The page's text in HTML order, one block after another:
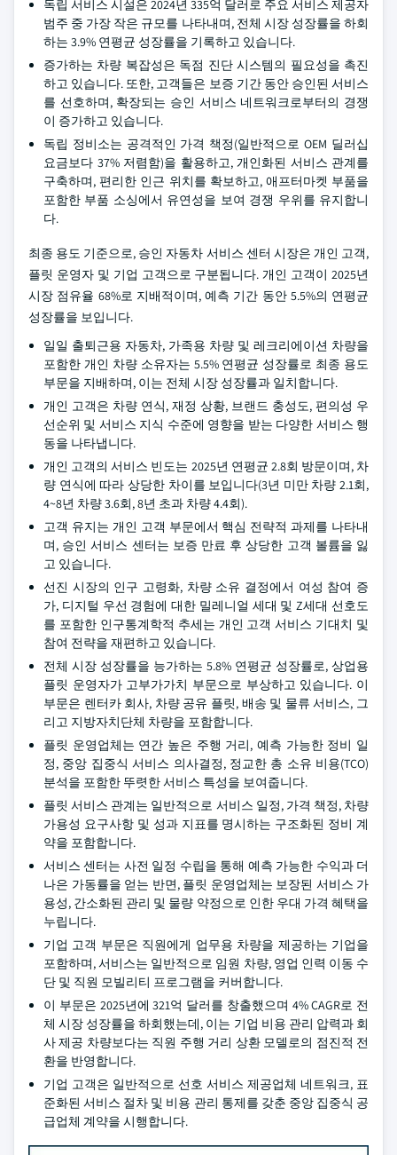
독립 서비스 시설은 2024년 335억 달러로 주요 서비스 제공자
범주 중 가장 작은 규모를 나타내며, 전체 시장 성장률을 하회
하는 3.9% 연평균 성장률을 기록하고 있습니다.
증가하는 차량 복잡성은 독점 진단 시스템의 필요성을 촉진
하고 있습니다. 또한, 고객들은 보증 기간 동안 승인된 서비스
를 선호하며, 확장되는 승인 서비스 네트워크로부터의 경쟁
이 증가하고 있습니다.
독립 정비소는 공격적인 가격 책정(일반적으로 OEM 딜러십
요금보다 37% 저렴함)을 활용하고, 개인화된 서비스 관계를
구축하며, 편리한 인근 위치를 확보하고, 애프터마켓 부품을
포함한 부품 소싱에서 유연성을 보여 경쟁 우위를 유지합니
다.
최종 용도 기준으로, 승인 자동차 서비스 센터 시장은 개인 고객,
플릿 운영자 및 기업 고객으로 구분됩니다. 개인 고객이 2025년
시장 점유율 68%로 지배적이며, 예측 기간 동안 5.5%의 연평균
성장률을 보입니다.
일일 출퇴근용 자동차, 가족용 차량 및 레크리에이션 차량을
포함한 개인 차량 소유자는 5.5% 연평균 성장률로 최종 용도
부문을 지배하며, 이는 전체 시장 성장률과 일치합니다.
개인 고객은 차량 연식, 재정 상황, 브랜드 충성도, 편의성 우
선순위 및 서비스 지식 수준에 영향을 받는 다양한 서비스 행
동을 나타냅니다.
개인 고객의 서비스 빈도는 2025년 연평균 2.8회 방문이며, 차
량 연식에 따라 상당한 차이를 보입니다(3년 미만 차량 2.1회,
4~8년 차량 3.6회, 8년 초과 차량 4.4회).
고객 유지는 개인 고객 부문에서 핵심 전략적 과제를 나타내
며, 승인 서비스 센터는 보증 만료 후 상당한 고객 볼륨을 잃
고 있습니다.
선진 시장의 인구 고령화, 차량 소유 결정에서 여성 참여 증
가, 디지털 우선 경험에 대한 밀레니얼 세대 및 Z세대 선호도
를 포함한 인구통계학적 추세는 개인 고객 서비스 기대치 및
참여 전략을 재편하고 있습니다.
전체 시장 성장률을 능가하는 5.8% 연평균 성장률로, 상업용
플릿 운영자가 고부가가치 부문으로 부상하고 있습니다. 이
부문은 렌터카 회사, 차량 공유 플릿, 배송 및 물류 서비스, 그
리고 지방자치단체 차량을 포함합니다.
플릿 운영업체는 연간 높은 주행 거리, 예측 가능한 정비 일
정, 중앙 집중식 서비스 의사결정, 정교한 총 소유 비용(TCO)
분석을 포함한 뚜렷한 서비스 특성을 보여줍니다.
플릿 서비스 관계는 일반적으로 서비스 일정, 가격 책정, 차량
가용성 요구사항 및 성과 지표를 명시하는 구조화된 정비 계
약을 포함합니다.
서비스 센터는 사전 일정 수립을 통해 예측 가능한 수익과 더
나은 가동률을 얻는 반면, 플릿 운영업체는 보장된 서비스 가
용성, 간소화된 관리 및 물량 약정으로 인한 우대 가격 혜택을
누립니다.
기업 고객 부문은 직원에게 업무용 차량을 제공하는 기업을
포함하며, 서비스는 일반적으로 임원 차량, 영업 인력 이동 수
단 및 직원 모빌리티 프로그램을 커버합니다.
이 부문은 2025년에 321억 달러를 창출했으며 4% CAGR로 전
체 시장 성장률을 하회했는데, 이는 기업 비용 관리 압력과 회
사 제공 차량보다는 직원 주행 거리 상환 모델로의 점진적 전
환을 반영합니다.
기업 고객은 일반적으로 선호 서비스 제공업체 네트워크, 표
준화된 서비스 절차 및 비용 관리 통제를 갖춘 중앙 집중식 공
급업체 계약을 시행합니다.